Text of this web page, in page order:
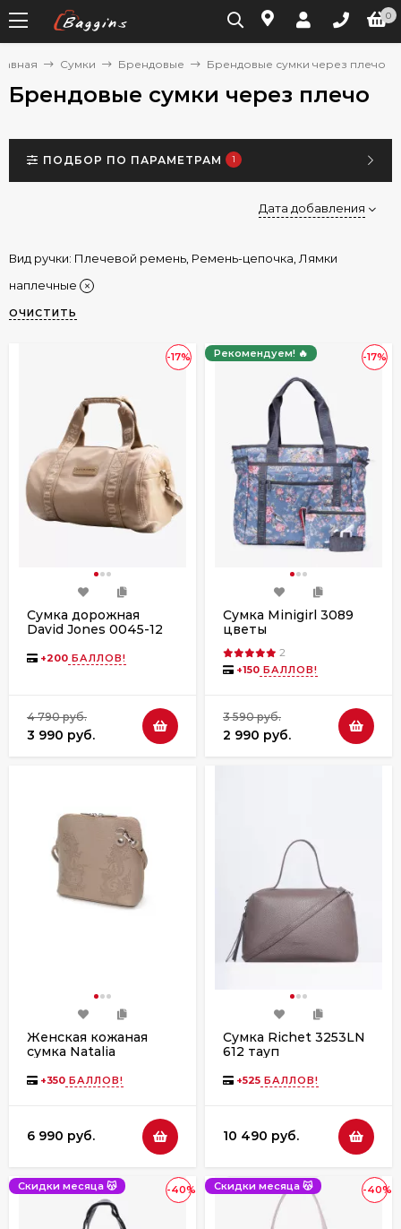
0
Сумки Брендовые Брендовые сумки через плечо
Брендовые сумки через плечо
ПОДБОР ПО ПАРАМЕТРАМ 1
Дата добавления
Вид ручки: Плечевой ремень Ремень-цепочка Лямки
наплечные
ОЧИСТИТЬ
-17%
Сумка дорожная
David Jones 0045-12
+200 БАЛЛОВ!
4 790 руб.
3 990 руб.
-17%
Рекомендуем! 🔥
Сумка Minigirl 3089
цветы
2
+150 БАЛЛОВ!
3 590 руб.
2 990 руб.
Женская кожаная
сумка Natalia
"Вильма" капучино
+350 БАЛЛОВ!
6 990 руб.
Сумка Richet 3253LN
612 тауп
+525 БАЛЛОВ!
10 490 руб.
-40%
Скидки месяца 😽 -40%
Скидки месяца 😽